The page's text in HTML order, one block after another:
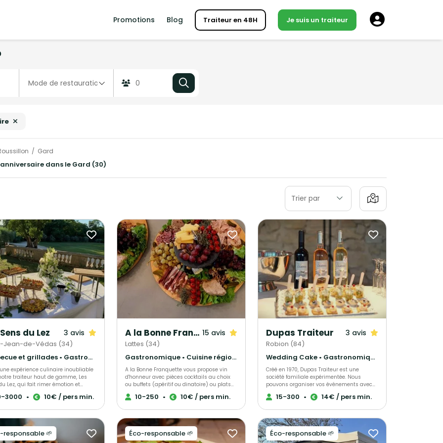
Promotions Blog Traiteur en 48H Je suis un traiteur
Gard
dans le Gard (30)
Trier par
du Lez 3 avis
Jean-de-Védas (34)
Barbecue et grillades • Gastronomique • Cuisine régionale
une expérience culinaire inoubliable
traiteur haut de gamme, Les
Lez, qui fait rimer émotion et
lors de vos événements ! Nous
bien plus qu’un simple
ancrée dans le respect des
des terroirs et des artisans locaux,
chaque produit pour éveiller vos
3000 • 10€ / pers min.
A la Bonne Franquette 15 avis
Lattes (34)
Gastronomique • Cuisine régionale • Français Traditionnel
A la Bonne Franquette vous propose vin
d'honneur avec pièces cocktails au choix
ou buffets (apéritif ou dinatoire) ou plats
cuisinés avec ses spécialités LOCALES ou
repas assis avec service à table ou bien
On vous accompagne mon équipe et moi
pour réaliser votre évènement à votre goût!
Nous sommes Traiteurs , Mais AUSSI nous
10-250 • 10€ / pers min.
Dupas Traiteur 3 avis
Robion (84)
Wedding Cake • Gastronomique • Crêpes et galettes
Créé en 1970, Dupas Traiteur est une
société familiale expérimentée. Nous
pouvons organiser vos événements avec
rigueur et professionnalisme avec
plusieurs formules. Nous élaborons
inoubliable.
15-300 • 14€ / pers min.
responsable 🌱 Éco-responsable 🌱 Éco-responsable 🌱